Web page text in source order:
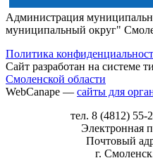
Администрация
муниципальный округ"
Политика
Сайт разработан на системе
Смоленской области
WebCanape — сайты для
тел. 8 (4812) 55-
Электронная
Почтовый
г.